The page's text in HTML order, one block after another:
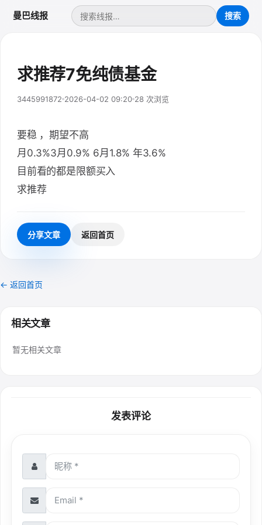
曼巴线报
求推荐7免纯债基金
3445991872 2026-04-02 09:20 28 次浏览
要稳 ，期望不高
月0.3%3月0.9% 6月1.8% 年3.6%
目前看的都是限额买入
求推荐
分享文章 返回首页
← 返回首页
相关文章
暂无相关文章
发表评论